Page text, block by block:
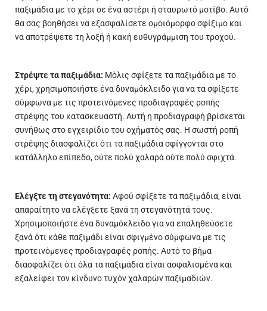
παξιμάδια με το χέρι σε ένα αστέρι ή σταυρωτό μοτίβο. Αυτό
θα σας βοηθήσει να εξασφαλίσετε ομοιόμορφο σφίξιμο και
να αποτρέψετε τη λοξή ή κακή ευθυγράμμιση του τροχού.
Στρέψτε τα παξιμάδια: Μόλις σφίξετε τα παξιμάδια με το
χέρι, χρησιμοποιήστε ένα δυναμόκλειδο για να τα σφίξετε
σύμφωνα με τις προτεινόμενες προδιαγραφές ροπής
στρέψης του κατασκευαστή. Αυτή η προδιαγραφή βρίσκεται
συνήθως στο εγχειρίδιο του οχήματός σας. Η σωστή ροπή
στρέψης διασφαλίζει ότι τα παξιμάδια σφίγγονται στο
κατάλληλο επίπεδο, ούτε πολύ χαλαρά ούτε πολύ σφιχτά.
Ελέγξτε τη στεγανότητα: Αφού σφίξετε τα παξιμάδια, είναι
απαραίτητο να ελέγξετε ξανά τη στεγανότητά τους.
Χρησιμοποιήστε ένα δυναμόκλειδο για να επαληθεύσετε
ξανά ότι κάθε παξιμάδι είναι σφιγμένο σύμφωνα με τις
προτεινόμενες προδιαγραφές ροπής. Αυτό το βήμα
διασφαλίζει ότι όλα τα παξιμάδια είναι ασφαλισμένα και
εξαλείφει τον κίνδυνο τυχόν χαλαρών παξιμαδιών.